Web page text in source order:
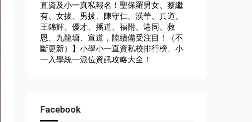
直資及小一真私報名！聖保羅男女、蔡繼
有、女拔、男拔、陳守仁、漢華、真道、
王錦輝、優才、播道、福附、港同、救
恩、九龍塘、宣道，陸續備受注目！（不
斷更新）】小學小一直資私校排行榜、小
一入學統一派位資訊攻略大全！
Facebook